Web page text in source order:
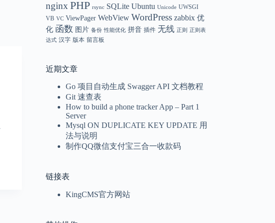
nginx PHP rsync SQLite Ubuntu Unicode UWSGI
VB VC ViewPager WebView WordPress zabbix 优
化 函数 图片 备份 性能优化 拼音 插件 无线 正则
正则表
达式 汉字 版本 留言板
近期文章
Go 项目自动生成 Swagger API 文档教程
Git 速查表
How to build a phone tracker App – Part 1
Server
Mysql ON DUPLICATE KEY UPDATE 用
法与说明
制作QQ微信支付宝三合一收款码
链接表
KingCMS官方网站